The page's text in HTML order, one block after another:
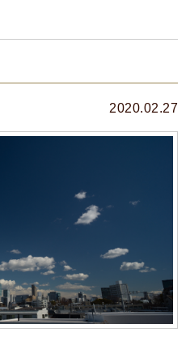
2020.02.27